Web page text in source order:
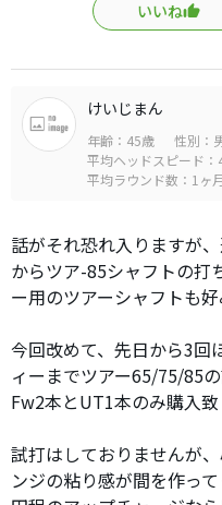
いいね
けいじまん
年齢：45歳 性別：
平均ヘッドスピード
平均ラウンド数：1ヶ
話がそれ恐れ入りますが
からツア-85シャフトの打
ー用のツアーシャフトも好
今回改めて、先日から3回
ィーまでツアー65/75/85
Fw2本とUT1本のみ購入致
試打はしておりませんが
ンジの粘り感が間を作っ